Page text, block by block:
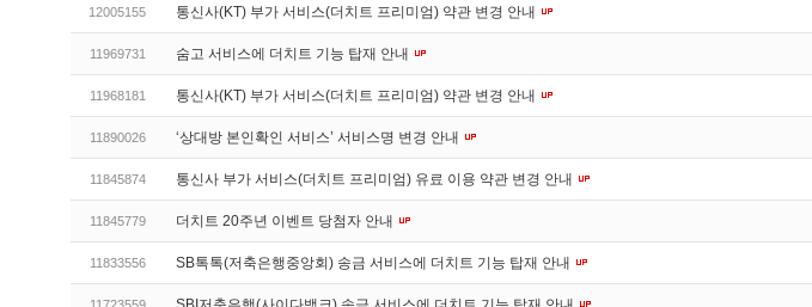
12005155 통신사(KT) 부가 서비스(더치트 프리미엄) 약관 변경 안내
11969731 숨고 서비스에 더치트 기능 탑재 안내
11968181 통신사(KT) 부가 서비스(더치트 프리미엄) 약관 변경 안내
11890026 ‘상대방 본인확인 서비스’ 서비스명 변경 안내
11845874 통신사 부가 서비스(더치트 프리미엄) 유료 이용 약관 변경 안내
11845779 더치트 20주년 이벤트 당첨자 안내
11833556 SB톡톡(저축은행중앙회) 송금 서비스에 더치트 기능 탑재 안내